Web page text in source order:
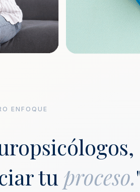
ENFOQUE
tu proceso.